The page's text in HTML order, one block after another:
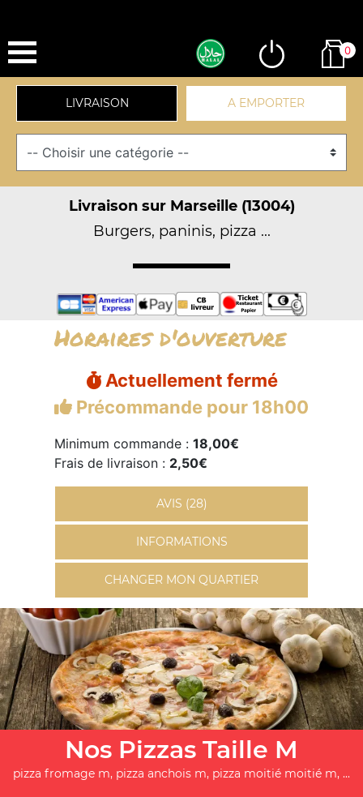
0
LIVRAISON A EMPORTER
Livraison sur Marseille (13004)
Burgers, paninis, pizza ...
Horaires d'ouverture
Actuellement fermé
Précommande pour 18h00
Minimum commande : 18,00€
Frais de livraison : 2,50€
AVIS (28)
INFORMATIONS
CHANGER MON QUARTIER
Nos Pizzas Taille M
pizza fromage m, pizza anchois m, pizza moitié moitié m, ...